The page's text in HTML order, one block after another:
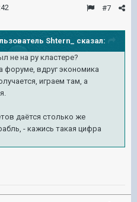
#7
Shtern_ сказал:
не на ру кластере?
форуме, вдруг экономика
играем там, а
даётся столько же
- кажись такая цифра